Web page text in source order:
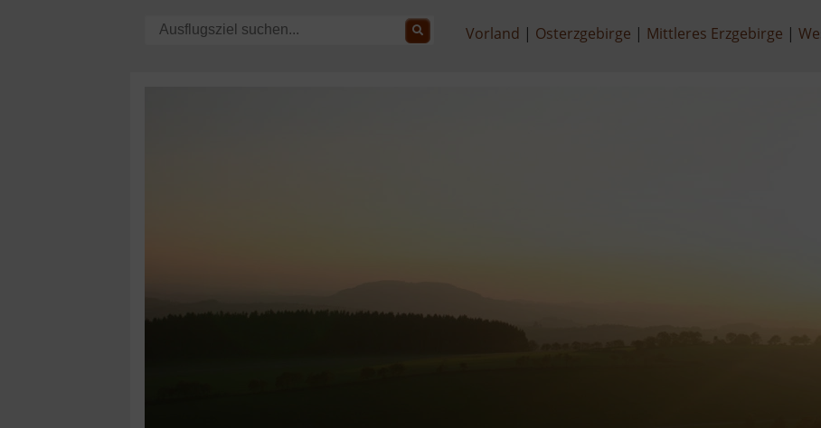
Vorland Osterzgebirge Mittleres Erzgebirge